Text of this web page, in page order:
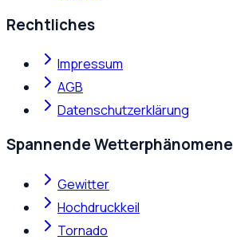
Rechtliches
Impressum
AGB
Datenschutzerklärung
Spannende Wetterphänomene
Gewitter
Hochdruckkeil
Tornado